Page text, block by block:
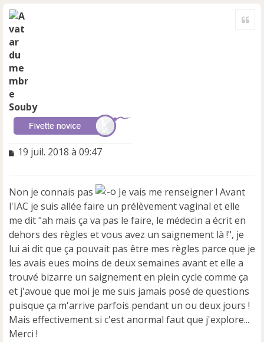
Souby
M
a
g
e
n
o
n
l
u
19 juil. 2018 à 09:47
Non je connais pas
Je vais me renseigner ! Avant
l'IAC je suis allée faire un prélèvement vaginal et elle
me dit "ah mais ça va pas le faire, le médecin a écrit en
dehors des règles et vous avez un saignement là !", je
lui ai dit que ça pouvait pas être mes règles parce que je
les avais eues moins de deux semaines avant et elle a
trouvé bizarre un saignement en plein cycle comme ça
et j'avoue que moi je me suis jamais posé de questions
puisque ça m'arrive parfois pendant un ou deux jours !
Mais effectivement si c'est anormal faut que j'explore...
Merci !